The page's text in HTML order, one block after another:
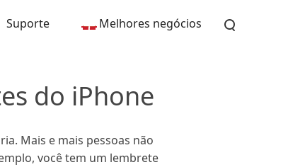
Suporte Melhores negócios
do iPhone
Mais e mais pessoas não
você tem um lembrete